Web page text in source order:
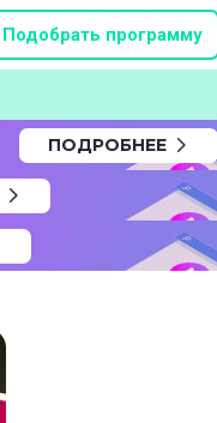
Подобрать программу
ПОДРОБНЕЕ